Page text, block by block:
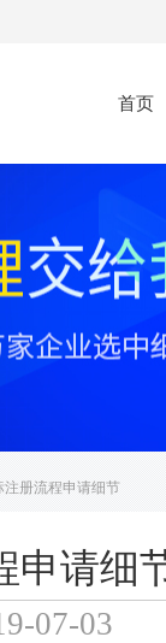
首页
注册流程申请细节
申请细
07-03